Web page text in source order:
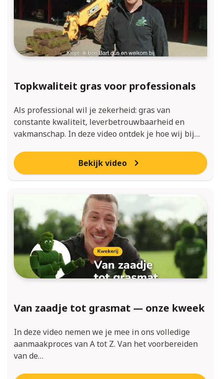
Topkwaliteit gras voor professionals
Als professional wil je zekerheid: gras van
constante kwaliteit, leverbetrouwbaarheid en
vakmanschap. In deze video ontdek je hoe wij bij…
Bekijk video
Van zaadje tot grasmat — onze kweek
In deze video nemen we je mee in ons volledige
aanmaakproces van A tot Z. Van het voorbereiden
van de…